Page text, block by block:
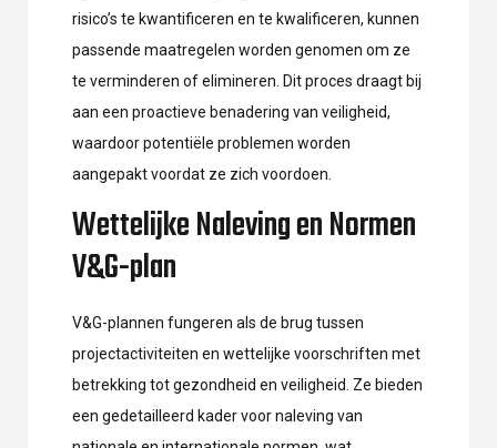
risico’s te kwantificeren en te kwalificeren, kunnen
passende maatregelen worden genomen om ze
te verminderen of elimineren. Dit proces draagt bij
aan een proactieve benadering van veiligheid,
waardoor potentiële problemen worden
aangepakt voordat ze zich voordoen.
Wettelijke Naleving en Normen
V&G-plan
V&G-plannen fungeren als de brug tussen
projectactiviteiten en wettelijke voorschriften met
betrekking tot gezondheid en veiligheid. Ze bieden
een gedetailleerd kader voor naleving van